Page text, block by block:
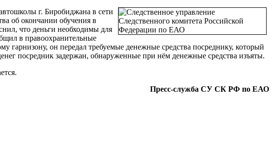
г. Биробиджана в сети
об окончании обучения в
что деньги необходимы для
в правоохранительные
он передал требуемые денежные средства посреднику, который
посредник задержан, обнаруженные при нём денежные средства изъяты.
Пресс-служба СУ СК РФ по ЕАО